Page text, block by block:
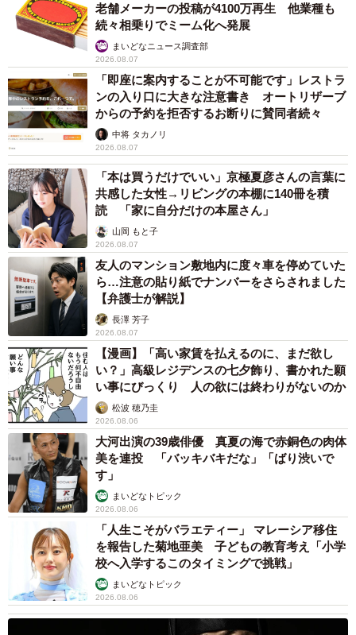
老舗メーカーの投稿が4100万再生 他業種も
続々相乗りでミーム化へ発展
まいどなニュース調査部
2026.08.07
「即座に案内することが不可能です」レストラ
ンの入り口に大きな注意書き オートリザーブ
からの予約を拒否するお断りに賛同者続々
中将 タカノリ
2026.08.07
「本は買うだけでいい」京極夏彦さんの言葉に
共感した女性→リビングの本棚に140冊を積
読 「家に自分だけの本屋さん」
山岡 もと子
2026.08.07
友人のマンション敷地内に度々車を停めていた
ら…注意の貼り紙でナンバーをさらされました
【弁護士が解説】
長澤 芳子
2026.08.07
【漫画】「高い家賃を払えるのに、まだ欲し
い？」高級レジデンスの七夕飾り、書かれた願
い事にびっくり 人の欲には終わりがないのか
松波 穂乃圭
2026.08.06
大河出演の39歳俳優 真夏の海で赤銅色の肉体
美を連投 「バッキバキだな」「ばり渋いで
す」
まいどなトピック
2026.08.06
「人生こそがバラエティー」 マレーシア移住
を報告した菊地亜美 子どもの教育考え「小学
校へ入学するこのタイミングで挑戦」
まいどなトピック
2026.08.06